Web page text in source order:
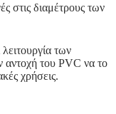
στις διαμέτρους των
των
αντοχή του PVC να το
χρήσεις.